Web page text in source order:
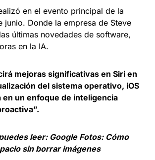
en el evento principal de la
junio. Donde la empresa de Steve
últimas novedades de software,
en la IA.
mejoras significativas en Siri en
del sistema operativo, iOS
en un enfoque de inteligencia
leer: Google Fotos: Cómo
sin borrar imágenes